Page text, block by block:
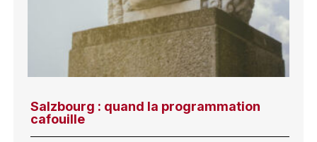
Salzbourg : quand la programmation
cafouille